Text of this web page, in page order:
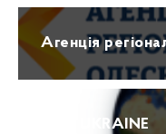
Агенція
ПРО UKRAINE